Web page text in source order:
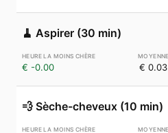
🧹 Aspirer (30 min)
€ -0.00 € 0.03
💨 Sèche-cheveux (10 min)